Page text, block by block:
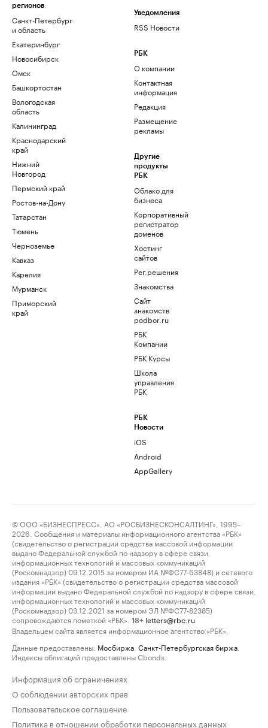
регионов
Санкт-Петербург
и область
Екатеринбург
Новосибирск
Омск
Башкортостан
Вологодская
область
Калининград
Краснодарский
край
Нижний
Новгород
Пермский край
Ростов-на-Дону
Татарстан
Тюмень
Черноземье
Кавказ
Карелия
Мурманск
Приморский
край
Уведомления
RSS Новости
РБК
О компании
Контактная
информация
Редакция
Размещение
рекламы
Другие
продукты
РБК
Облако для
бизнеса
Корпоративный
регистратор
доменов
Хостинг
сайтов
Рег.решения
Знакомства
Сайт
знакомств
podbor.ru
РБК
Компании
РБК Курсы
Школа
управления
РБК
РБК
Новости
iOS
Android
AppGallery
© ООО «БИЗНЕСПРЕСС», АО «РОСБИЗНЕСКОНСАЛТИНГ», 1995–
2026. Сообщения и материалы информационного агентства «РБК»
(свидетельство о регистрации средства массовой информации
выдано Федеральной службой по надзору в сфере связи,
информационных технологий и массовых коммуникаций
(Роскомнадзор) 09.12.2015 за номером ИА №ФС77-63848) и сетевого
издания «РБК» (свидетельство о регистрации средства массовой
информации выдано Федеральной службой по надзору в сфере связи,
информационных технологий и массовых коммуникаций
(Роскомнадзор) 03.12.2021 за номером ЭЛ №ФС77-82385)
сопровождаются пометкой «РБК».
18+ letters@rbc.ru
Владельцем сайта является информационное агентство «РБК».
Данные предоставлены: Мосбиржа Санкт-Петербургская биржа
Индексы облигаций предоставлены Cbonds.
Информация об ограничениях
О соблюдении авторских прав
Пользовательское соглашение
Политика в отношении обработки персональных данных